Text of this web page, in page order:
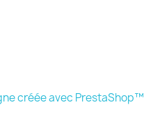
créée avec PrestaShop™